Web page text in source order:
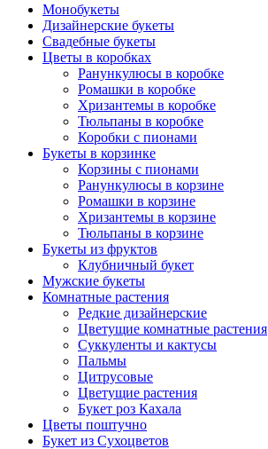
Монобукеты
Дизайнерские букеты
Свадебные букеты
Цветы в коробках
Ранункулюсы в коробке
Ромашки в коробке
Хризантемы в коробке
Тюльпаны в коробке
Коробки с пионами
Букеты в корзинке
Корзины с пионами
Ранункулюсы в корзине
Ромашки в корзине
Хризантемы в корзине
Тюльпаны в корзине
Букеты из фруктов
Клубничный букет
Мужские букеты
Комнатные растения
Редкие дизайнерские
Цветущие комнатные растения
Суккуленты и кактусы
Пальмы
Цитрусовые
Цветущие растения
Букет роз Кахала
Цветы поштучно
Букет из Сухоцветов